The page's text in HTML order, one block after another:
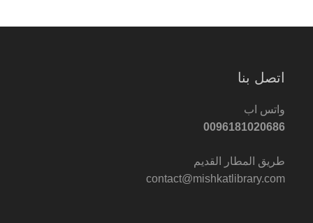
اتصل بنا
واتس اب
0096181020686
طريق المطار القديم
contact@mishkatlibrary.com